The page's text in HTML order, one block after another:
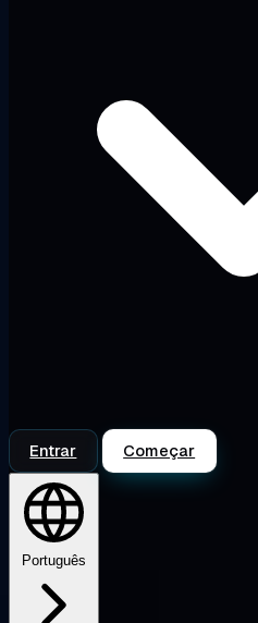
Entrar Começar
Português